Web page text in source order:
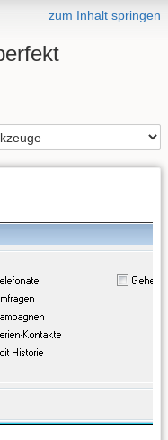
zum Inhalt springen